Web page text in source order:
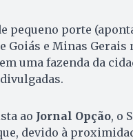
pequeno porte
Goiás e Minas Gerais
uma fazenda da
ao Jornal Opção, o
devido à